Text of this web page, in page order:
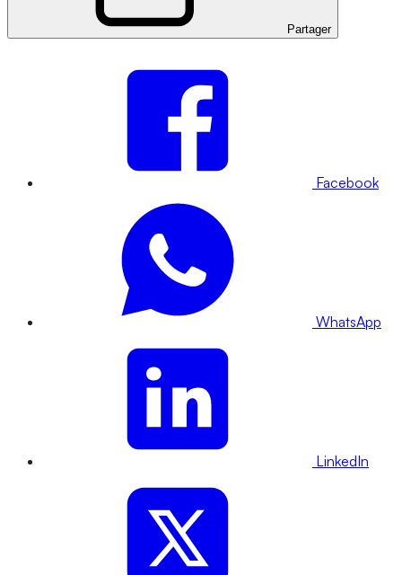
Partager
Facebook
WhatsApp
LinkedIn